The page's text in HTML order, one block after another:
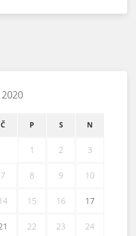
Č P S N
1 2 3
7 8 9 10
14 15 16 17
22 23 24